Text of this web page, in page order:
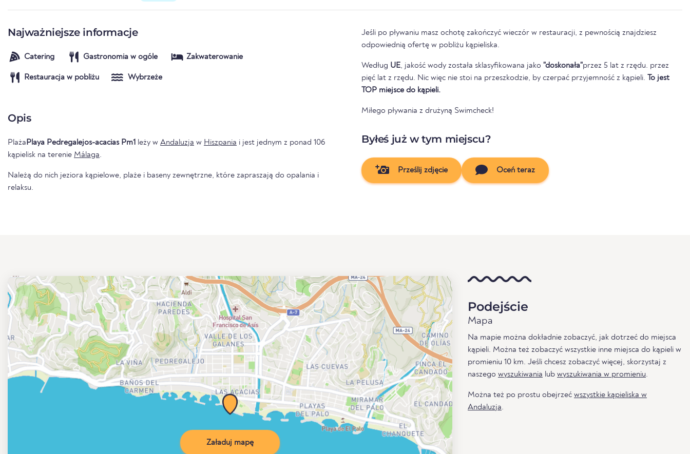
Najważniejsze informacje
Catering Gastronomia w ogóle Zakwaterowanie
Restauracja w pobliżu Wybrzeże
Opis
Plaża Playa Pedregalejos-acacias Pm1 leży w Andaluzja w Hiszpania i jest jednym z ponad 106
kąpielisk na terenie Málaga.
Należą do nich jeziora kąpielowe, plaże i baseny zewnętrzne, które zapraszają do opalania i
relaksu.
Jeśli po pływaniu masz ochotę zakończyć wieczór w restauracji, z pewnością znajdziesz
odpowiednią ofertę w pobliżu kąpieliska.
Według UE, jakość wody została sklasyfikowana jako "doskonała"przez 5 lat z rzędu. przez
pięć lat z rzędu. Nic więc nie stoi na przeszkodzie, by czerpać przyjemność z kąpieli. To jest
TOP miejsce do kąpieli.
Miłego pływania z drużyną Swimcheck!
Byłeś już w tym miejscu?
Prześlij zdjęcie Oceń teraz
Załaduj mapę
Podejście
Mapa
Na mapie można dokładnie zobaczyć, jak dotrzeć do miejsca
kąpieli. Można też zobaczyć wszystkie inne miejsca do kąpieli w
promieniu 10 km. Jeśli chcesz zobaczyć więcej, skorzystaj z
naszego wyszukiwania lub wyszukiwania w promieniu.
Można też po prostu obejrzeć wszystkie kąpieliska w
Andaluzja.